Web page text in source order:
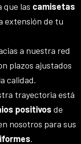
que las camisetas
extensión de tu
a nuestra red
plazos ajustados
calidad.
trayectoria está
positivos de
nosotros para sus
.